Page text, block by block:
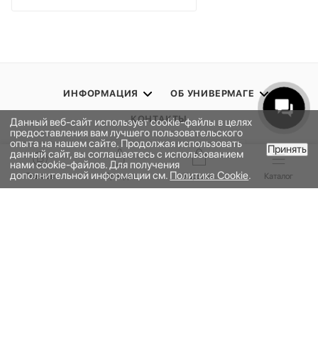
В КОРЗИНУ
ИНФОРМАЦИЯ ОБ УНИВЕРМАГЕ
КОНТАКТЫ
ПОДПИСАТЬСЯ НА РАССЫЛКУ
Данный веб-сайт использует cookie-файлы в целях
предоставления вам лучшего пользовательского
опыта на нашем сайте. Продолжая использовать
данный сайт, вы соглашаетесь с использованием
нами cookie-файлов. Для получения
дополнительной информации см. Политика Cookie.
Принять
Главная Бренды Корзина Каталог